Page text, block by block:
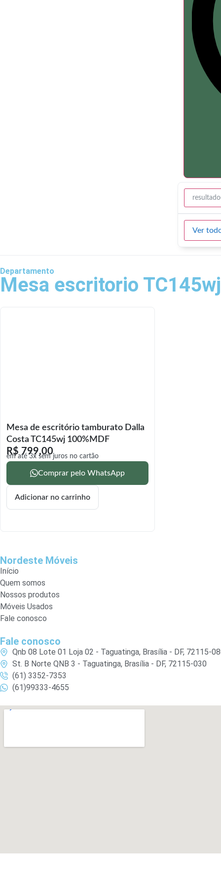
Ver
Departamento
Mesa escritorio TC145wj
Mesa de escritório tamburato Dalla
Costa TC145wj 100%MDF
R$ 799,00
em até 3x sem juros no cartão
Comprar pelo WhatsApp
Adicionar no carrinho
Nordeste Móveis
Início
Quem somos
Nossos produtos
Móveis Usados
Fale conosco
Fale conosco
Qnb 08 Lote 01 Loja 02 - Taguatinga, Brasília - DF, 72115-
St. B Norte QNB 3 - Taguatinga, Brasília - DF, 72115-030
(61) 3352-7353
(61)99333-4655